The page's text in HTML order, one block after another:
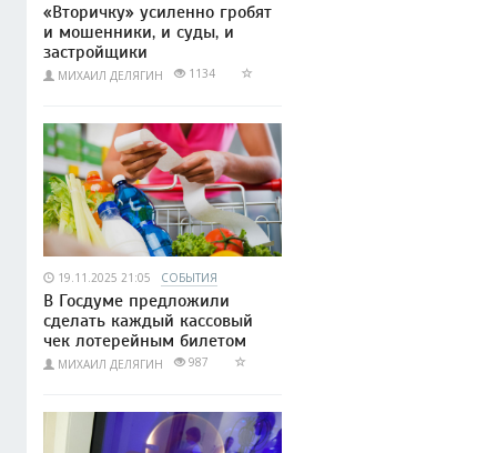
«Вторичку» усиленно гробят
и мошенники, и суды, и
застройщики
МИХАИЛ ДЕЛЯГИН 1134
19.11.2025 21:05 СОБЫТИЯ
В Госдуме предложили
сделать каждый кассовый
чек лотерейным билетом
МИХАИЛ ДЕЛЯГИН 987